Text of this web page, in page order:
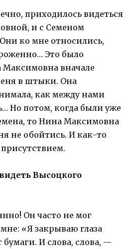
приходилось видеться
и с Семеном
ко мне относились,
Это было
Максимовна вначале
в штыки. Она
как между нами
Но потом, когда были уже
то Нина Максимовна
не обойтись. И как-то
Высоцкого
Он часто не мог
«Я закрываю глаза
И слова, слова, —